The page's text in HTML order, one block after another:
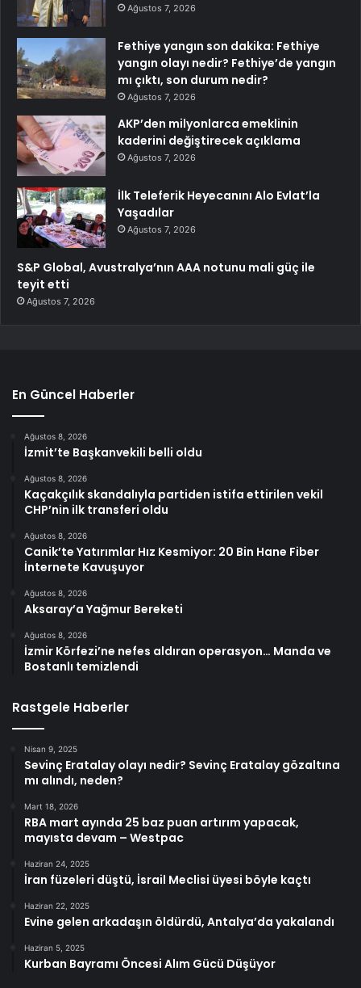
Ağustos 7, 2026
Fethiye yangın son dakika: Fethiye
yangın olayı nedir? Fethiye’de yangın
mı çıktı, son durum nedir?
Ağustos 7, 2026
AKP’den milyonlarca emeklinin
kaderini değiştirecek açıklama
Ağustos 7, 2026
İlk Teleferik Heyecanını Alo Evlat’la
Yaşadılar
Ağustos 7, 2026
S&P Global, Avustralya’nın AAA notunu mali güç ile
teyit etti
Ağustos 7, 2026
En Güncel Haberler
Ağustos 8, 2026
İzmit’te Başkanvekili belli oldu
Ağustos 8, 2026
Kaçakçılık skandalıyla partiden istifa ettirilen vekil
CHP’nin ilk transferi oldu
Ağustos 8, 2026
Canik’te Yatırımlar Hız Kesmiyor: 20 Bin Hane Fiber
İnternete Kavuşuyor
Ağustos 8, 2026
Aksaray’a Yağmur Bereketi
Ağustos 8, 2026
İzmir Körfezi’ne nefes aldıran operasyon… Manda ve
Bostanlı temizlendi
Rastgele Haberler
Nisan 9, 2025
Sevinç Eratalay olayı nedir? Sevinç Eratalay gözaltına
mı alındı, neden?
Mart 18, 2026
RBA mart ayında 25 baz puan artırım yapacak,
mayısta devam – Westpac
Haziran 24, 2025
İran füzeleri düştü, İsrail Meclisi üyesi böyle kaçtı
Haziran 22, 2025
Evine gelen arkadaşın öldürdü, Antalya’da yakalandı
Haziran 5, 2025
Kurban Bayramı Öncesi Alım Gücü Düşüyor